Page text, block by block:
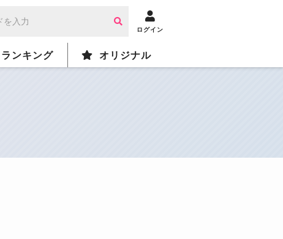
ログイン
ランキング オリジナル